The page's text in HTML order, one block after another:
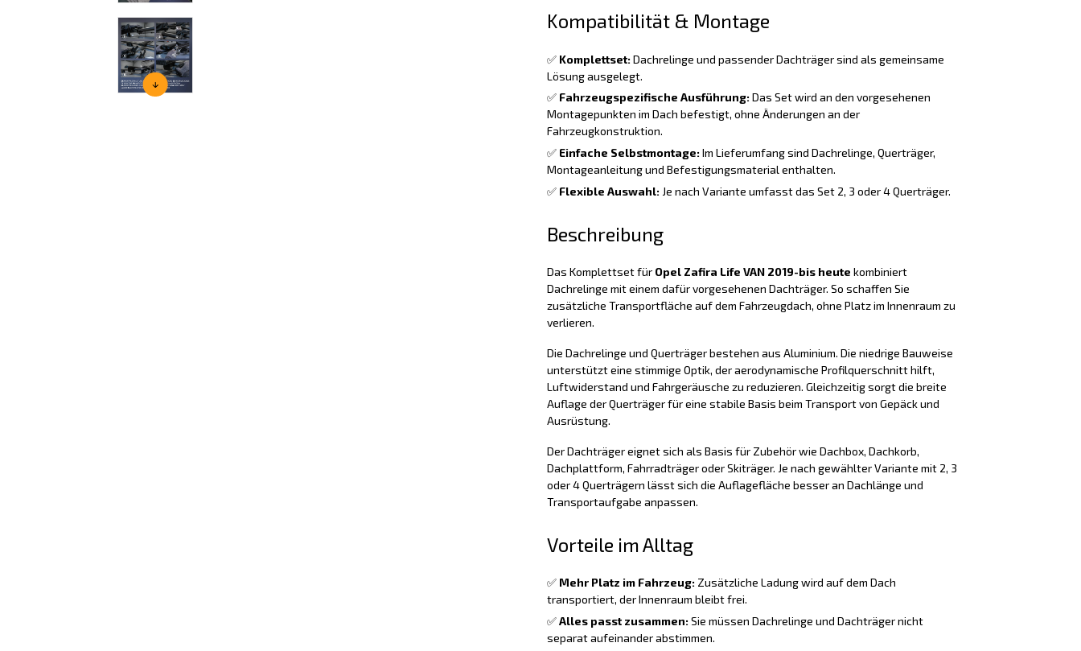
Kompatibilität & Montage
✅ Komplettset:Dachrelinge und passender Dachträger sind als gemeinsame
Lösung ausgelegt.
✅ Fahrzeugspezifische Ausführung:Das Set wird an den vorgesehenen
Montagepunkten im Dach befestigt, ohne Änderungen an der
Fahrzeugkonstruktion.
✅ Einfache Selbstmontage:Im Lieferumfang sind Dachrelinge, Querträger,
Montageanleitung und Befestigungsmaterial enthalten.
✅ Flexible Auswahl:Je nach Variante umfasst das Set 2, 3 oder 4 Querträger.
Beschreibung
Das Komplettset für Opel Zafira Life VAN 2019-bis heute kombiniert
Dachrelinge mit einem dafür vorgesehenen Dachträger. So schaffen Sie
zusätzliche Transportfläche auf dem Fahrzeugdach, ohne Platz im Innenraum zu
verlieren.
Die Dachrelinge und Querträger bestehen aus Aluminium. Die niedrige Bauweise
unterstützt eine stimmige Optik, der aerodynamische Profilquerschnitt hilft,
Luftwiderstand und Fahrgeräusche zu reduzieren. Gleichzeitig sorgt die breite
Auflage der Querträger für eine stabile Basis beim Transport von Gepäck und
Ausrüstung.
Der Dachträger eignet sich als Basis für Zubehör wie Dachbox, Dachkorb,
Dachplattform, Fahrradträger oder Skiträger. Je nach gewählter Variante mit 2, 3
oder 4 Querträgern lässt sich die Auflagefläche besser an Dachlänge und
Transportaufgabe anpassen.
Vorteile im Alltag
✅ Mehr Platz im Fahrzeug:Zusätzliche Ladung wird auf dem Dach
transportiert, der Innenraum bleibt frei.
✅Alles passt zusammen:Sie müssen Dachrelinge und Dachträger nicht
separat aufeinander abstimmen.